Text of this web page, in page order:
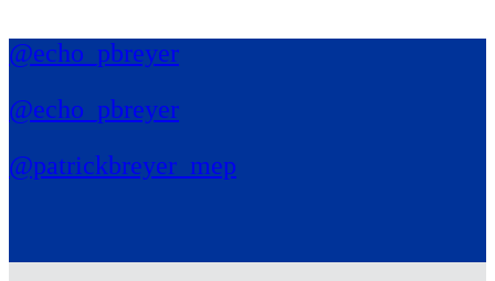
@echo_pbreyer
@echo_pbreyer
@patrickbreyer_mep